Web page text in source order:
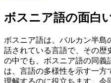
ボスニア語の面白
ボスニア語は、バルカン半
話されている言語で、その歴
の中でも、ボスニア語の同義
は、言語の多様性を示す一方
理解するのに役立ちます。今